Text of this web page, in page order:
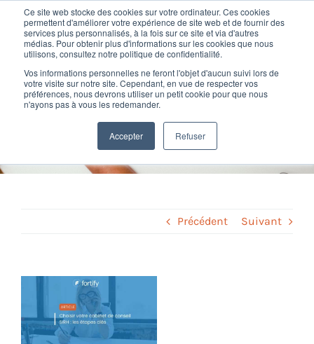
Ce site web stocke des cookies sur votre ordinateur. Ces cookies
permettent d'améliorer votre expérience de site web et de fournir des
services plus personnalisés, à la fois sur ce site et via d'autres
médias. Pour obtenir plus d'informations sur les cookies que nous
utilisons, consultez notre politique de confidentialité.
Vos informations personnelles ne feront l'objet d'aucun suivi lors de
votre visite sur notre site. Cependant, en vue de respecter vos
préférences, nous devrons utiliser un petit cookie pour que nous
n'ayons pas à vous les redemander.
Accepter Refuser
Passer
contenu
Nos offres
Formation
Nos clients
Fortify
Choisir votre cabinet de
conseil SIRH : les étapes clés
Conseil SIRH»Choisir votre cabinet de conseil SIRH : les
étapes clés
Précédent Suivant
agrandie